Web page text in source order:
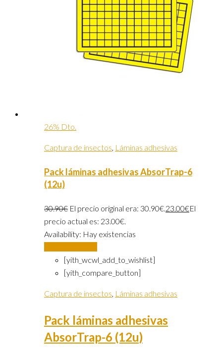
26% Dto.
Captura de insectos Láminas adhesivas
Pack láminas adhesivas AbsorTrap-6
(12u)
30.90€ El precio original era: 30.90€.23.00€El
precio actual es: 23.00€.
Availability: Hay existencias
[yith_wcwl_add_to_wishlist]
[yith_compare_button]
Captura de insectos, Láminas adhesivas
Pack láminas adhesivas
AbsorTrap-6 (12u)